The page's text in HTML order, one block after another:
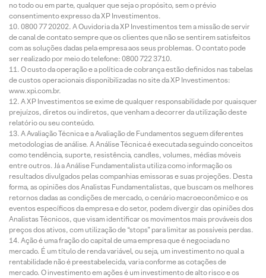
no todo ou em parte, qualquer que seja o propósito, sem o prévio
consentimento expresso da XP Investimentos.
0800 77 20202. A Ouvidoria da XP Investimentos tem a missão de servir
de canal de contato sempre que os clientes que não se sentirem satisfeitos
com as soluções dadas pela empresa aos seus problemas. O contato pode
ser realizado por meio do telefone: 0800 722 3710.
O custo da operação e a política de cobrança estão definidos nas tabelas
de custos operacionais disponibilizadas no site da XP Investimentos:
www.xpi.com.br.
A XP Investimentos se exime de qualquer responsabilidade por quaisquer
prejuízos, diretos ou indiretos, que venham a decorrer da utilização deste
relatório ou seu conteúdo.
A Avaliação Técnica e a Avaliação de Fundamentos seguem diferentes
metodologias de análise. A Análise Técnica é executada seguindo conceitos
como tendência, suporte, resistência, candles, volumes, médias móveis
entre outros. Já a Análise Fundamentalista utiliza como informação os
resultados divulgados pelas companhias emissoras e suas projeções. Desta
forma, as opiniões dos Analistas Fundamentalistas, que buscam os melhores
retornos dadas as condições de mercado, o cenário macroeconômico e os
eventos específicos da empresa e do setor, podem divergir das opiniões dos
Analistas Técnicos, que visam identificar os movimentos mais prováveis dos
preços dos ativos, com utilização de “stops” para limitar as possíveis perdas.
Ação é uma fração do capital de uma empresa que é negociada no
mercado. É um título de renda variável, ou seja, um investimento no qual a
rentabilidade não é preestabelecida, varia conforme as cotações de
mercado. O investimento em ações é um investimento de alto risco e os